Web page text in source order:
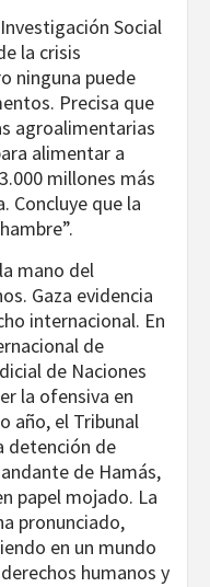
Social
la crisis
ninguna puede
Precisa que
agroalimentarias
alimentar a
millones más
Concluye que la
mano del
Gaza evidencia
internacional. En
de
de Naciones
la ofensiva en
año, el Tribunal
detención de
de Hamás,
papel mojado. La
pronunciado,
en un mundo
humanos y